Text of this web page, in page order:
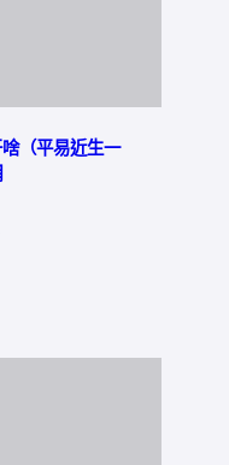
（平易近生一